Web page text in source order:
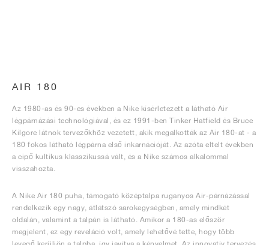
AIR 180
Az 1980-as és 90-es években a Nike kísérletezett a látható Air
légpárnázási technológiával, és ez 1991-ben Tinker Hatfield és Bruce
Kilgore látnok tervezőkhöz vezetett, akik megalkották az Air 180-at - a
180 fokos látható légpárna első inkarnációját. Az azóta eltelt években
a cipő kultikus klasszikussá vált, és a Nike számos alkalommal
visszahozta.
A Nike Air 180 puha, támogató középtalpa ruganyos Air-párnázással
rendelkezik egy nagy, átlátszó sarokegységben, amely mindkét
oldalán, valamint a talpán is látható. Amikor a 180-as először
megjelent, ez egy reveláció volt, amely lehetővé tette, hogy több